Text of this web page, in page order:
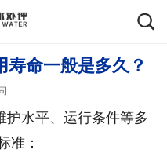
命一般是多久？
护水平、运行条件等多
准：